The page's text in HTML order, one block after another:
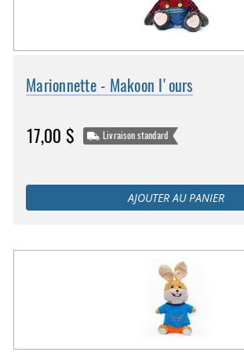
Marionnette - Makoon l'ours
17,00 $ Livraison standard
AJOUTER AU PANIER